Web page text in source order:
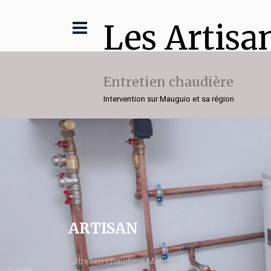
Les
Entretien chaudière
Intervention sur Mauguio et sa région
ARTISAN
Entretien chaudière Mauguio